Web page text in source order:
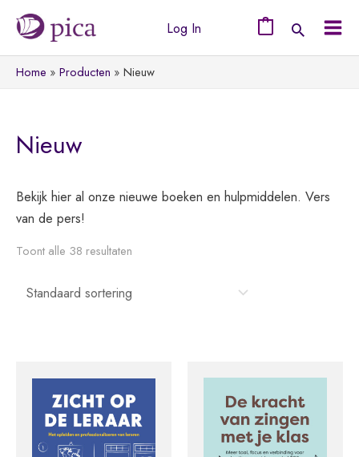
naar
de
inhoud
Log In
Home Producten Nieuw
Nieuw
Bekijk hier al onze nieuwe boeken en hulpmiddelen. Vers
van de pers!
Toont alle 38 resultaten